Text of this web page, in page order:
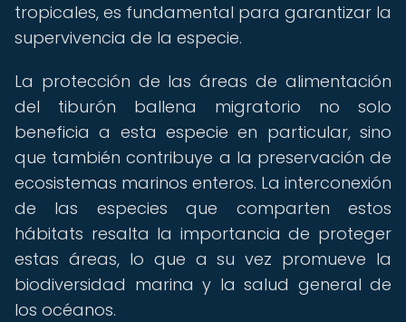
tropicales, es fundamental para garantizar la
supervivencia de la especie.
La protección de las áreas de alimentación
del tiburón ballena migratorio no solo
beneficia a esta especie en particular, sino
que también contribuye a la preservación de
ecosistemas marinos enteros. La interconexión
de las especies que comparten estos
hábitats resalta la importancia de proteger
estas áreas, lo que a su vez promueve la
biodiversidad marina y la salud general de
los océanos.